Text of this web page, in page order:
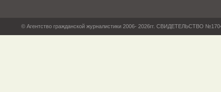
© Агентство гражданской журналистики 2006- 2026гг. СВИДЕТЕЛЬСТВО